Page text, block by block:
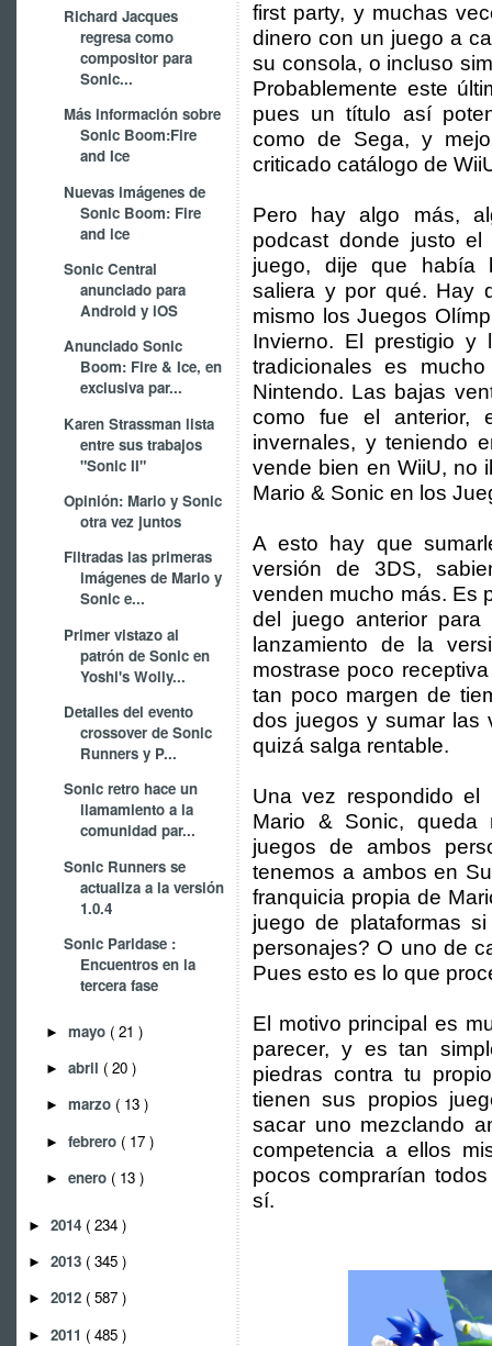
Richard Jacques
regresa como
compositor para
Sonic...
Más información sobre
Sonic Boom:Fire
and Ice
Nuevas imágenes de
Sonic Boom: Fire
and ice
Sonic Central
anunciado para
Android y iOS
Anunciado Sonic
Boom: Fire & Ice, en
exclusiva par...
Karen Strassman lista
entre sus trabajos
"Sonic II"
Opinión: Mario y Sonic
otra vez juntos
Filtradas las primeras
imágenes de Mario y
Sonic e...
Primer vistazo al
patrón de Sonic en
Yoshi's Wolly...
Detalles del evento
crossover de Sonic
Runners y P...
Sonic retro hace un
llamamiento a la
comunidad par...
Sonic Runners se
actualiza a la versión
1.0.4
Sonic Paridase :
Encuentros en la
tercera fase
► mayo ( 21 )
► abril ( 20 )
► marzo ( 13 )
► febrero ( 17 )
► enero ( 13 )
► 2014 ( 234 )
► 2013 ( 345 )
► 2012 ( 587 )
► 2011 ( 485 )
first party, y muchas
dinero con un juego a
su consola, o incluso
Probablemente este
pues un título así
como de Sega, y
criticado catálogo de
Pero hay algo más,
podcast donde justo
juego, dije que había
saliera y por qué. Hay
mismo los Juegos
Invierno. El prestigio y
tradicionales es
Nintendo. Las bajas
como fue el anterior,
invernales, y teniendo
vende bien en WiiU, no
Mario & Sonic en los
A esto hay que
versión de 3DS,
venden mucho más. Es
del juego anterior
lanzamiento de la
mostrase poco
tan poco margen de
dos juegos y sumar las
quizá salga rentable.
Una vez respondido
Mario & Sonic,
juegos de ambos
tenemos a ambos en
franquicia propia de
juego de plataformas
personajes? O uno de
Pues esto es lo que
El motivo principal es
parecer, y es tan
piedras contra tu
tienen sus propios
sacar uno mezclando
competencia a ellos
pocos comprarían
sí.